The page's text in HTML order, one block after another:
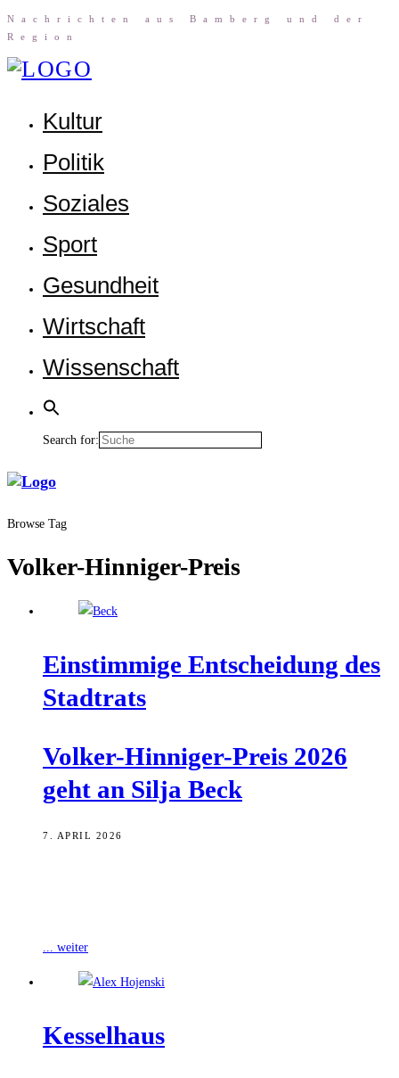
Nach­rich­ten aus Bam­berg und der
Region
Kul­tur
Poli­tik
Sozia­les
Sport
Gesund­heit
Wirt­schaft
Wis­sen­schaft
Search for:
Browse Tag
Volker-Hinniger-Preis
Ein­stim­mi­ge Ent­schei­dung des
Stadtrats
Vol­ker-Hin­ni­ger-Preis 2026
geht an Sil­ja Beck
7. APRIL 2026
... weiter
Kes­sel­haus